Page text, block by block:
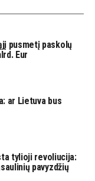
pusmetį paskolų
Eur
ar Lietuva bus
tylioji revoliucija:
pavyzdžių